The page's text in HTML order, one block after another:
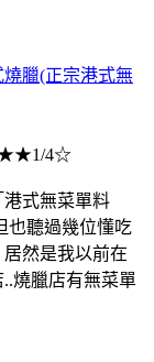
燒臘(正宗港式無
4☆
式無菜單料
也聽過幾位懂吃
然是我以前在
..燒臘店有無菜單